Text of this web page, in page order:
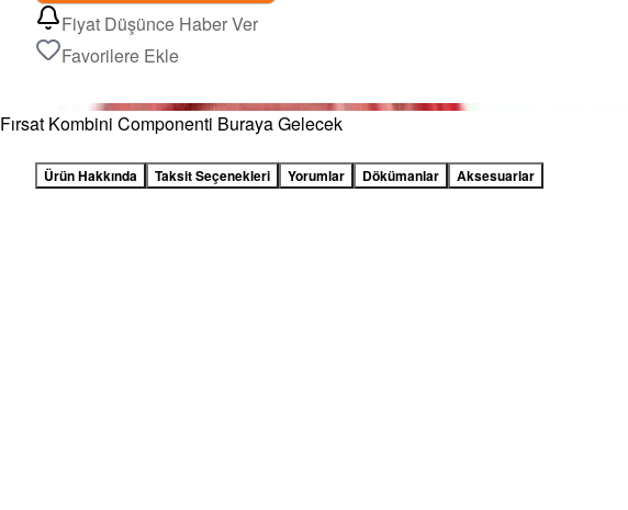
Fiyat Düşünce Haber Ver
Favorilere Ekle
Fırsat Kombini Componenti Buraya Gelecek
Ürün Hakkında Taksit Seçenekleri Yorumlar Dökümanlar Aksesuarlar